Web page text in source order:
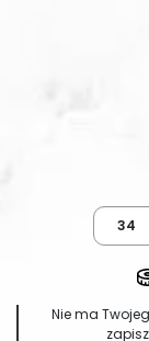
34
Nie ma